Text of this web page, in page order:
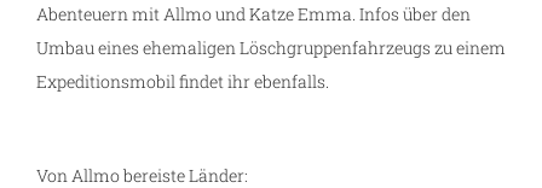
Abenteuern mit Allmo und Katze Emma. Infos über den
Umbau eines ehemaligen Löschgruppenfahrzeugs zu einem
Expeditionsmobil findet ihr ebenfalls.
Von Allmo bereiste Länder: